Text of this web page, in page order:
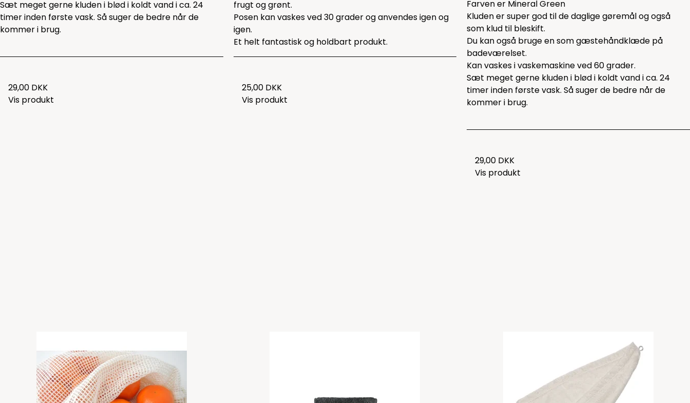
Sæt meget gerne kluden i blød i koldt vand i ca. 24
timer inden første vask. Så suger de bedre når de
kommer i brug.
29,00 DKK
Vis produkt
frugt og grønt.
Posen kan vaskes ved 30 grader og anvendes igen og
igen.
Et helt fantastisk og holdbart produkt.
25,00 DKK
Vis produkt
Farven er Mineral Green
Kluden er super god til de daglige gøremål og også
som klud til bleskift.
Du kan også bruge en som gæstehåndklæde på
badeværelset.
Kan vaskes i vaskemaskine ved 60 grader.
Sæt meget gerne kluden i blød i koldt vand i ca. 24
timer inden første vask. Så suger de bedre når de
kommer i brug.
29,00 DKK
Vis produkt